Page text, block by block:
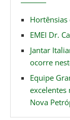
EMEI Dr.
Jantar
ocorre
Equipe
excelentes
Nova